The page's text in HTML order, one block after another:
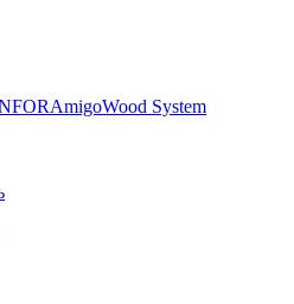
AmigoWood System